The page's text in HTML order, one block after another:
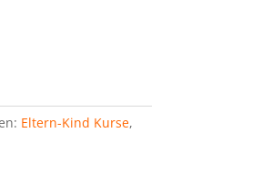
Eltern-Kind Kurse,